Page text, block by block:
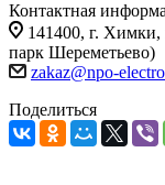
Контактная
141400, г. Химки,
парк Шереметьево)
zakaz@npo-
Поделиться